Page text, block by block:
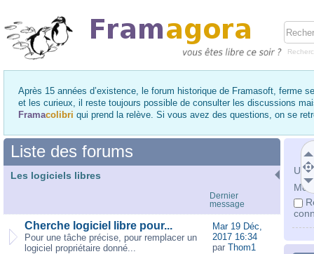
Après 15 années d’existence, le forum historique de Framasoft, ferme
et les curieux, il reste toujours possible de consulter les discussions
Framacolibri qui prend la relève. Si vous avez des questions, on se
Mot
Liste des forums
Les logiciels libres
Dernier
message
Cherche logiciel libre pour...
Pour une tâche précise, pour remplacer un
logiciel propriétaire donné...
Mar 19 Déc,
2017 16:34
par Thom1